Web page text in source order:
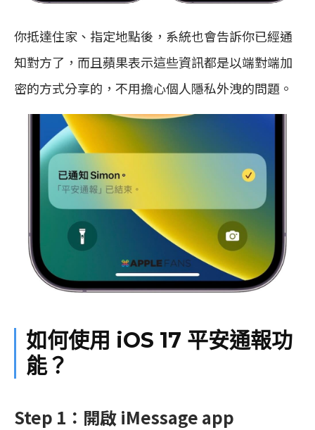
你抵達住家、指定地點後，系統也會告訴你已經通
知對方了，而且蘋果表示這些資訊都是以端對端加
密的方式分享的，不用擔心個人隱私外洩的問題。
如何使用 iOS 17 平安通報功
能？
Step 1：開啟 iMessage app